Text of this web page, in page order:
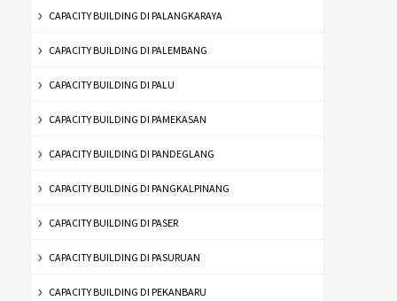
CAPACITY BUILDING DI PALANGKARAYA
CAPACITY BUILDING DI PALEMBANG
CAPACITY BUILDING DI PALU
CAPACITY BUILDING DI PAMEKASAN
CAPACITY BUILDING DI PANDEGLANG
CAPACITY BUILDING DI PANGKALPINANG
CAPACITY BUILDING DI PASER
CAPACITY BUILDING DI PASURUAN
CAPACITY BUILDING DI PEKANBARU